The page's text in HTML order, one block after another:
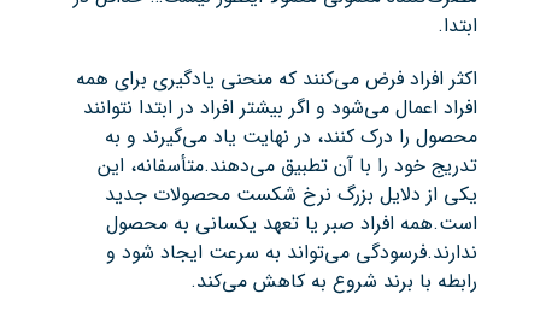
ابتدا.
اکثر افراد فرض می‌کنند که منحنی یادگیری برای همه
افراد اعمال می‌شود و اگر بیشتر افراد در ابتدا نتوانند
محصول را درک کنند، در نهایت یاد می‌گیرند و به
تدریج خود را با آن تطبیق می‌دهند.متأسفانه، این
یکی از دلایل بزرگ نرخ شکست محصولات جدید
است.همه افراد صبر یا تعهد یکسانی به محصول
ندارند.فرسودگی می‌تواند به سرعت ایجاد شود و
رابطه با برند شروع به کاهش می‌کند.